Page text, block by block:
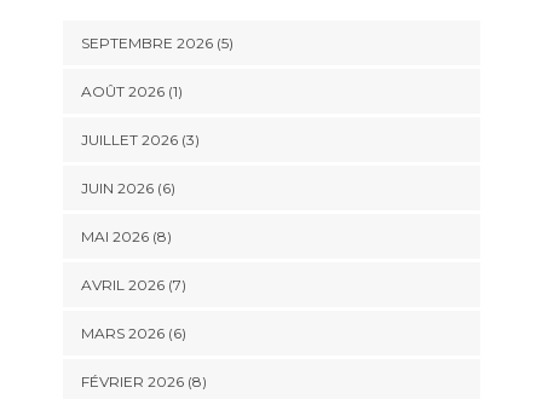
SEPTEMBRE 2026 (5)
AOÛT 2026 (1)
JUILLET 2026 (3)
JUIN 2026 (6)
MAI 2026 (8)
AVRIL 2026 (7)
MARS 2026 (6)
FÉVRIER 2026 (8)